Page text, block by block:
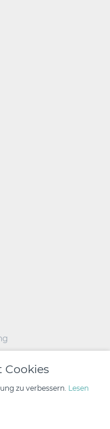
Cookies
zu verbessern. Lesen